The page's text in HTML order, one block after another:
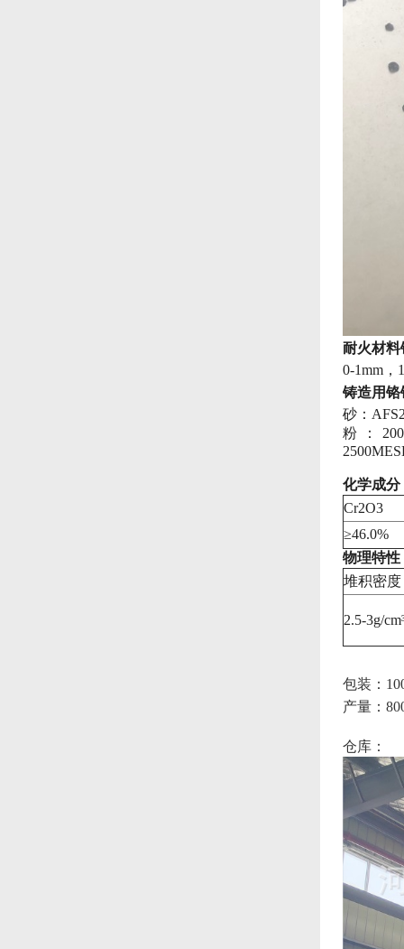
耐火材料
0-1mm，
铸造用铬
砂：
粉： 200
2500
化学成分
Cr2O3
≥46.0%
物理特性
堆积密度
2.5-3g/
包装：
产量：
仓库：